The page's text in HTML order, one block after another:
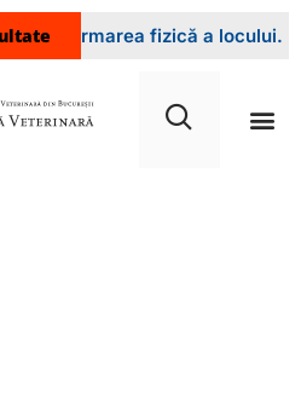
confirmarea fizică a locului.